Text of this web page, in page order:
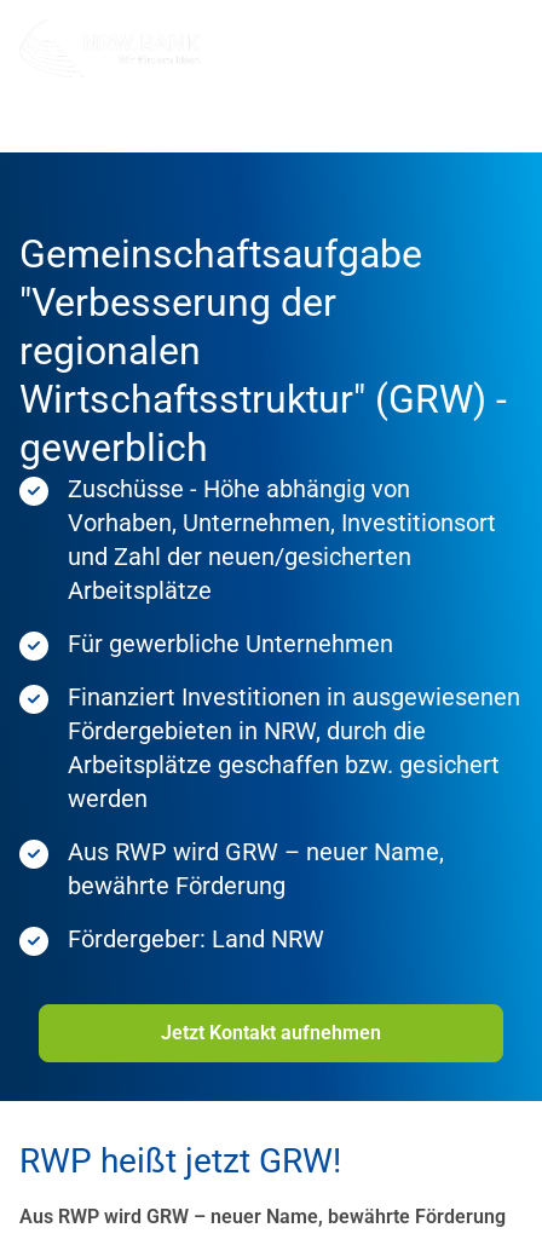
Gemeinschaftsaufgabe
"Verbesserung der
regionalen
Wirtschaftsstruktur" (GRW) -
gewerblich
Zuschüsse - Höhe abhängig von
Vorhaben, Unternehmen, Investitionsort
und Zahl der neuen/gesicherten
Arbeitsplätze
Für gewerbliche Unternehmen
Finanziert Investitionen in ausgewiesenen
Fördergebieten in NRW, durch die
Arbeitsplätze geschaffen bzw. gesichert
werden
Aus RWP wird GRW – neuer Name,
bewährte Förderung
Fördergeber: Land NRW
Jetzt Kontakt aufnehmen
RWP heißt jetzt GRW!
Aus RWP wird GRW – neuer Name, bewährte Förderung